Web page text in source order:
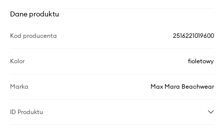
Dane produktu
Kod producenta 2516221019600
Kolor fioletowy
Marka Max Mara Beachwear
ID Produktu